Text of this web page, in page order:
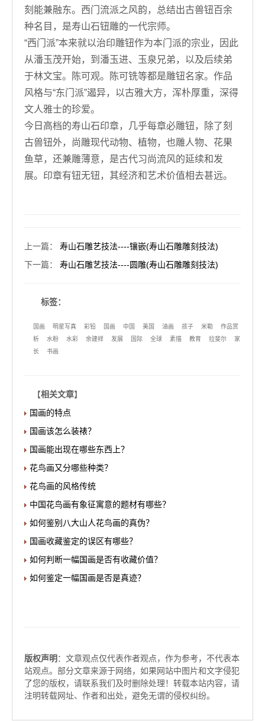
刻能兼融东。西门流派之风韵，总结出古兽钮百余
种名目，是寿山石钮雕的一代宗师。
“西门派”本来就以治印雕钮作为本门派的宗业，因此
从潘玉茂开始，到潘玉进、玉泉兄弟，以及后续弟
于林文宝。陈可观。陈可铣等都是雕钮名家。作品
风格与“东门派”遏异，以古雅大方，浑朴厚重，深得
文人雅士的珍爱。
今日高档的寿山石印章，几乎每章必雕钮，除了刻
古兽钮外，尚雕现代动物、植物，也雕人物、花果
鱼草，还兼雕薄意，是古代习尚流风的延续和发
展。印章有钮无钮，其经济和艺术价值相去甚远。
上一篇： 寿山石雕艺技法----镶嵌(寿山石雕雕刻技法)
下一篇： 寿山石雕艺技法----圆雕(寿山石雕雕刻技法)
标签：
国画 明星写真 彩铅 国画 中国 美国 油画 孩子 米勒
作品赏
析
水粉 水彩 余建祥 发展 国际 全球 素描 教育 拉斐尔
家
长
书画
【相关文章】
国画的特点
国画该怎么装裱？
国画能出现在哪些东西上？
花鸟画又分哪些种类？
花鸟画的风格传统
中国花鸟画有象征寓意的题材有哪些？
如何鉴别八大山人花鸟画的真伪？
国画收藏鉴定的误区有哪些？
如何判断一幅国画是否有收藏价值？
如何鉴定一幅国画是否是真迹？
版权声明 ：文章观点仅代表作者观点，作为参考，不代表本
站观点。部分文章来源于网络，如果网站中图片和文字侵犯
了您的版权，请联系我们及时删除处理！转载本站内容，请
注明转载网址、作者和出处，避免无谓的侵权纠纷。